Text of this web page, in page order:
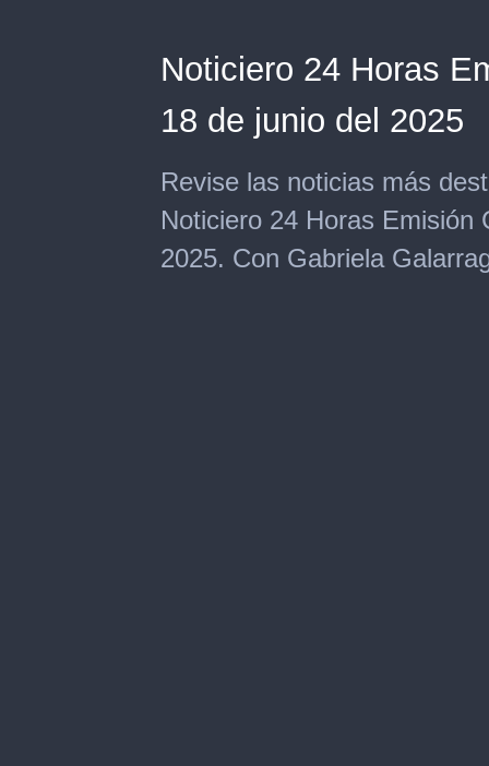
Noticiero 24 Horas
18 de junio del 2025
Revise las noticias más
Noticiero 24 Horas Emisión
2025. Con Gabriela